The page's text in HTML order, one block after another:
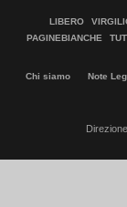
LIBERO
PAGINEBIANCHE
Chi siamo Note